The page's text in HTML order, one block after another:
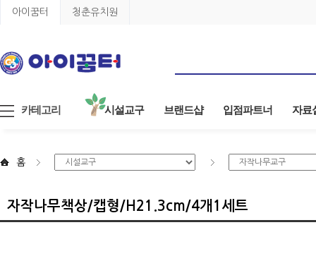
아이꿈터 청춘유치원
카테고리 시설교구 브랜드샵 입점파트너 자료
홈
자작나무책상/캡형/H21.3cm/4개1세트